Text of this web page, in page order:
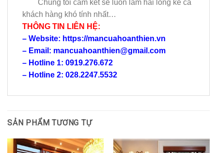
Chúng tôi cam kết sẽ luôn làm hài lòng kể cả
khách hàng khó tính nhất…
THÔNG TIN LIÊN HỆ:
– Website: https://mancuahoanthien.vn
– Email: mancuahoanthien@gmail.com
– Hotline 1: 0919.276.672
– Hotline 2: 028.2247.5532
SẢN PHẨM TƯƠNG TỰ